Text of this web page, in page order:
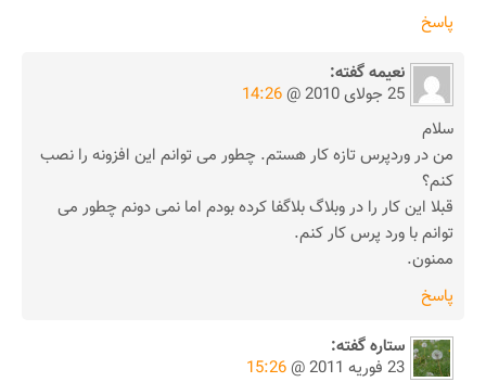
پاسخ
نعیمهگفته:
25 جولای 2010 @
14:26
سلام
من در وردپرس تازه کار هستم. چطور می توانم این افزونه را نصب
کنم؟
قبلا این کار را در وبلاگ بلاگفا کرده بودم اما نمی دونم چطور می
توانم با ورد پرس کار کنم.
ممنون.
پاسخ
ستارهگفته:
23 فوریه 2011 @
15:26